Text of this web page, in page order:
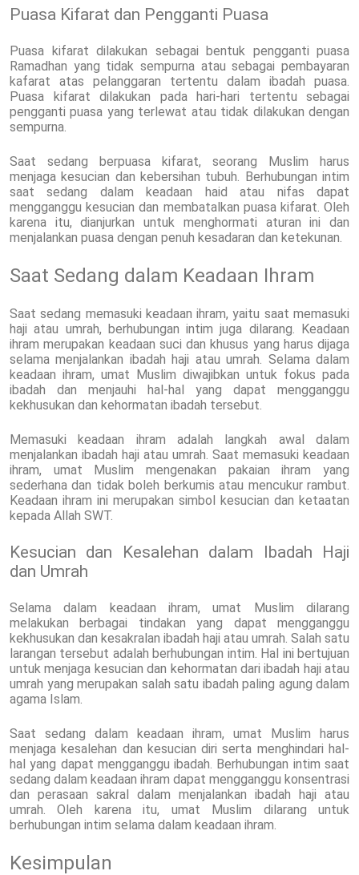
Puasa Kifarat dan Pengganti Puasa
Puasa kifarat dilakukan sebagai bentuk pengganti puasa
Ramadhan yang tidak sempurna atau sebagai pembayaran
kafarat atas pelanggaran tertentu dalam ibadah puasa.
Puasa kifarat dilakukan pada hari-hari tertentu sebagai
pengganti puasa yang terlewat atau tidak dilakukan dengan
sempurna.
Saat sedang berpuasa kifarat, seorang Muslim harus
menjaga kesucian dan kebersihan tubuh. Berhubungan intim
saat sedang dalam keadaan haid atau nifas dapat
mengganggu kesucian dan membatalkan puasa kifarat. Oleh
karena itu, dianjurkan untuk menghormati aturan ini dan
menjalankan puasa dengan penuh kesadaran dan ketekunan.
Saat Sedang dalam Keadaan Ihram
Saat sedang memasuki keadaan ihram, yaitu saat memasuki
haji atau umrah, berhubungan intim juga dilarang. Keadaan
ihram merupakan keadaan suci dan khusus yang harus dijaga
selama menjalankan ibadah haji atau umrah. Selama dalam
keadaan ihram, umat Muslim diwajibkan untuk fokus pada
ibadah dan menjauhi hal-hal yang dapat mengganggu
kekhusukan dan kehormatan ibadah tersebut.
Memasuki keadaan ihram adalah langkah awal dalam
menjalankan ibadah haji atau umrah. Saat memasuki keadaan
ihram, umat Muslim mengenakan pakaian ihram yang
sederhana dan tidak boleh berkumis atau mencukur rambut.
Keadaan ihram ini merupakan simbol kesucian dan ketaatan
kepada Allah SWT.
Kesucian dan Kesalehan dalam Ibadah Haji
dan Umrah
Selama dalam keadaan ihram, umat Muslim dilarang
melakukan berbagai tindakan yang dapat mengganggu
kekhusukan dan kesakralan ibadah haji atau umrah. Salah satu
larangan tersebut adalah berhubungan intim. Hal ini bertujuan
untuk menjaga kesucian dan kehormatan dari ibadah haji atau
umrah yang merupakan salah satu ibadah paling agung dalam
agama Islam.
Saat sedang dalam keadaan ihram, umat Muslim harus
menjaga kesalehan dan kesucian diri serta menghindari hal-
hal yang dapat mengganggu ibadah. Berhubungan intim saat
sedang dalam keadaan ihram dapat mengganggu konsentrasi
dan perasaan sakral dalam menjalankan ibadah haji atau
umrah. Oleh karena itu, umat Muslim dilarang untuk
berhubungan intim selama dalam keadaan ihram.
Kesimpulan